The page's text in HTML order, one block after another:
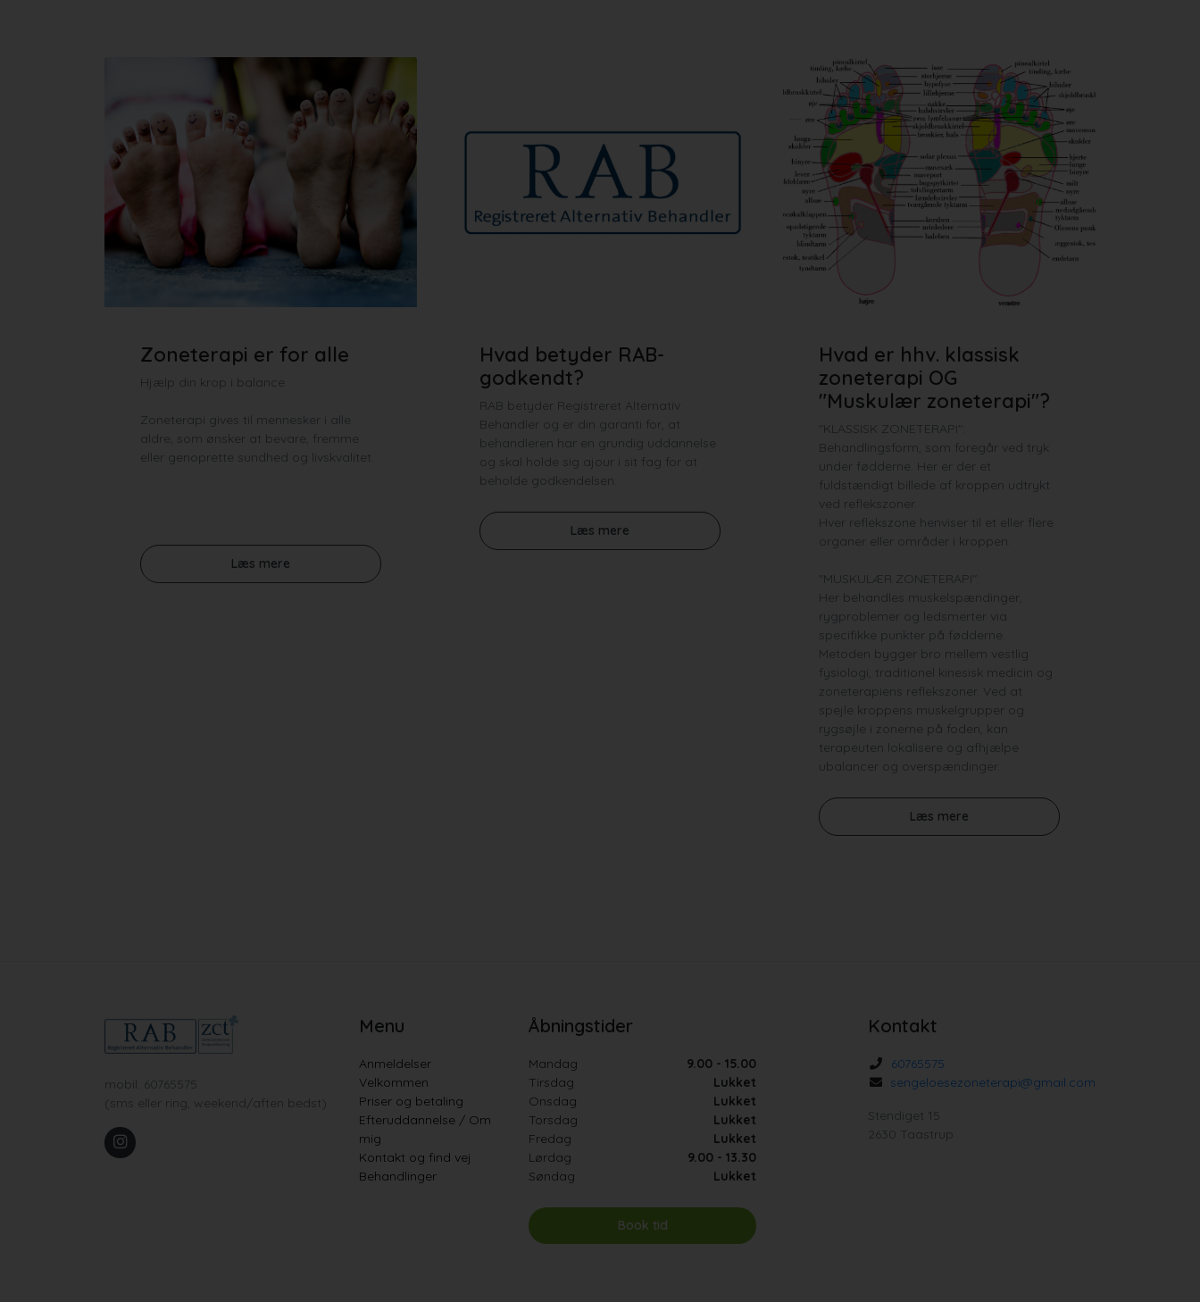
Zoneterapi er for alle
Hjælp din krop i balance
Zoneterapi gives til mennesker i alle
aldre, som ønsker at bevare, fremme
eller genoprette sundhed og livskvalitet.
Læs mere
Hvad betyder RAB-
godkendt?
RAB betyder Registreret Alternativ
Behandler og er din garanti for, at
behandleren har en grundig uddannelse
og skal holde sig ajour i sit fag for at
beholde godkendelsen.
Læs mere
Hvad er hhv. klassisk
zoneterapi OG
"Muskulær zoneterapi"?
"KLASSISK ZONETERAPI":
Behandlingsform, som foregår ved tryk
under fødderne. Her er der et
fuldstændigt billede af kroppen udtrykt
ved reflekszoner.
Hver reflekszone henviser til et eller flere
organer eller områder i kroppen.
"MUSKULÆR ZONETERAPI":
Her behandles muskelspændinger,
rygproblemer og ledsmerter via
specifikke punkter på fødderne.
Metoden bygger bro mellem vestlig
fysiologi, traditionel kinesisk medicin og
zoneterapiens reflekszoner. Ved at
spejle kroppens muskelgrupper og
rygsøjle i zonerne på foden, kan
terapeuten lokalisere og afhjælpe
ubalancer og overspændinger.
Læs mere
mobil: 60765575
(sms eller ring, weekend/aften bedst)
Menu
Anmeldelser
Velkommen
Priser og betaling
Efteruddannelse / Om
mig
Kontakt og find vej
Behandlinger
Åbningstider
Mandag
9.00 - 15.00
Tirsdag
Lukket
Onsdag
Lukket
Torsdag
Lukket
Fredag
Lukket
Lørdag
9.00 - 13.30
Søndag
Lukket
Book tid
Kontakt
60765575
sengeloesezoneterapi@gmail.com
Stendiget 15
2630 Taastrup